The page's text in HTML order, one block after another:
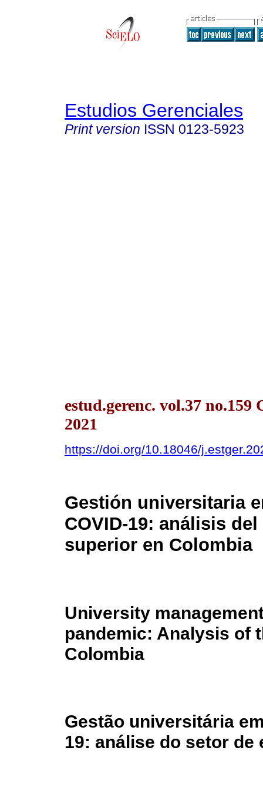
Estudios Gerenciales
Print version ISSN 0123-5923
estud.gerenc. vol.37
2021
https://doi.org/10.18046/
Gestión universitaria
COVID-19: análisis
superior en Colombia
University
pandemic: Analysis of
Colombia
Gestão universitária
19: análise do setor